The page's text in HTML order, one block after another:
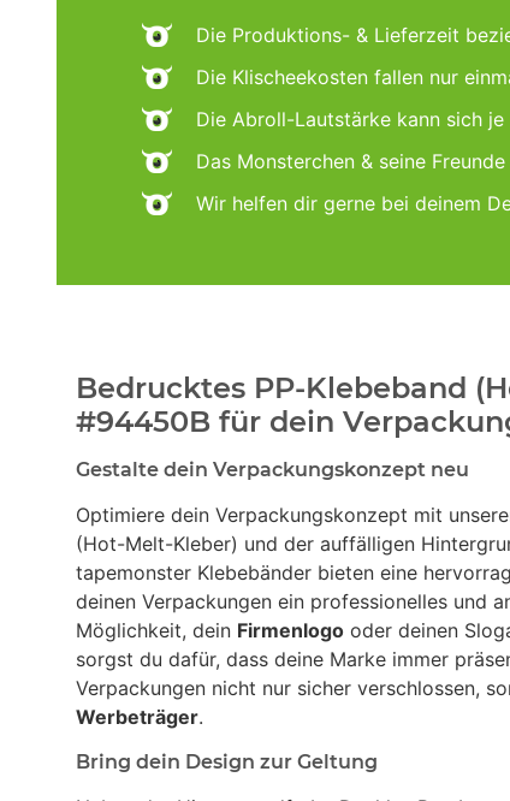
Die Produktions- & Lieferzeit
Die Klischeekosten fallen nur
Die Abroll-Lautstärke kann sich
Das Monsterchen & seine
Wir helfen dir gerne bei deinem
Bedrucktes PP-Klebeband
#94450B für dein
Gestalte dein Verpackungskonzept neu
Optimiere dein Verpackungskonzept mit
(Hot-Melt-Kleber) und der auffälligen
tapemonster Klebebänder bieten eine
deinen Verpackungen ein professionelles und
Möglichkeit, dein Firmenlogo oder deinen
sorgst du dafür, dass deine Marke immer
Verpackungen nicht nur sicher verschlossen,
Werbeträger.
Bring dein Design zur Geltung